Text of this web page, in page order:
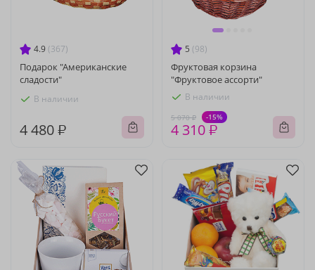
4.9 (367)
Подарок "Американские
сладости"
В наличии
4 480 ₽
5 (98)
Фруктовая корзина
"Фруктовое ассорти"
В наличии
5 070 ₽ -15%
4 310 ₽